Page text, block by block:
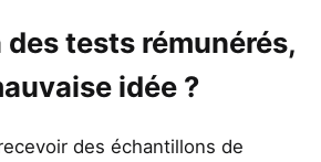
tests rémunérés,
idée ?
des échantillons de